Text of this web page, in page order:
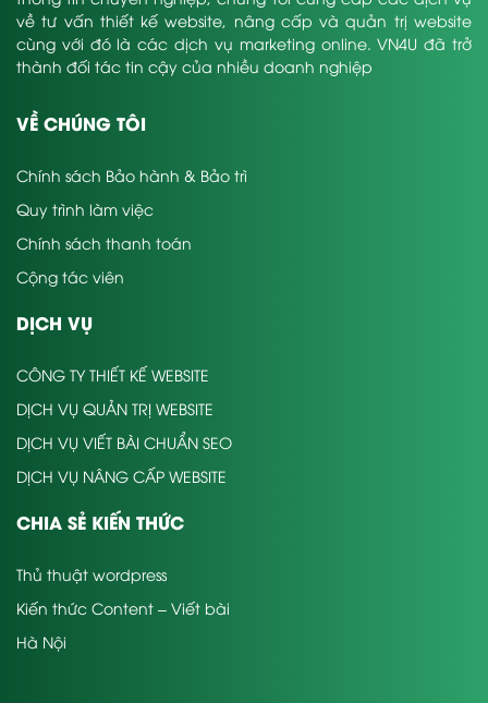
về tư vấn thiết kế website, nâng cấp và quản trị website
cùng với đó là các dịch vụ marketing online. VN4U đã trở
thành đối tác tin cậy của nhiều doanh nghiệp
VỀ CHÚNG TÔI
Chính sách Bảo hành & Bảo trì
Quy trình làm việc
Chính sách thanh toán
Cộng tác viên
DỊCH VỤ
CÔNG TY THIẾT KẾ WEBSITE
DỊCH VỤ QUẢN TRỊ WEBSITE
DỊCH VỤ VIẾT BÀI CHUẨN SEO
DỊCH VỤ NÂNG CẤP WEBSITE
CHIA SẺ KIẾN THỨC
Thủ thuật wordpress
Kiến thức Content – Viết bài
Hà Nội